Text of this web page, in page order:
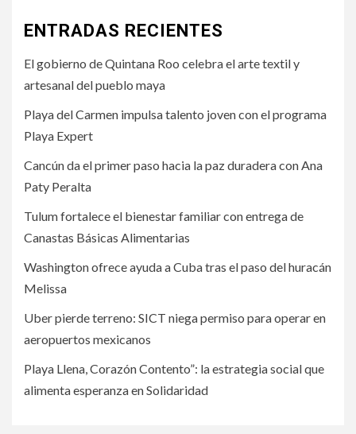
ENTRADAS RECIENTES
El gobierno de Quintana Roo celebra el arte textil y
artesanal del pueblo maya
Playa del Carmen impulsa talento joven con el programa
Playa Expert
Cancún da el primer paso hacia la paz duradera con Ana
Paty Peralta
Tulum fortalece el bienestar familiar con entrega de
Canastas Básicas Alimentarias
Washington ofrece ayuda a Cuba tras el paso del huracán
Melissa
Uber pierde terreno: SICT niega permiso para operar en
aeropuertos mexicanos
Playa Llena, Corazón Contento”: la estrategia social que
alimenta esperanza en Solidaridad